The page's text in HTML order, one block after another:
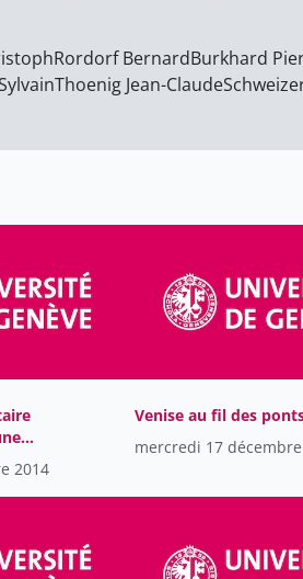
Rordorf BernardBurkhard
Thoenig Jean-Claude
2014
Venise au fil des
mercredi 17